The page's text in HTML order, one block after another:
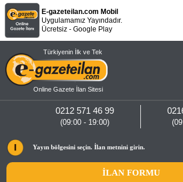
E-gazeteilan.com Mobil
Uygulamamız Yayındadır.
Ücretsiz - Google Play
Türkiyenin İlk ve Tek
Online Gazete İlan Sitesi
0212 571 46 99
(09:00 - 19:00)
Yayın bölgesini seçin. İlan metnini girin.
İLAN FORMU